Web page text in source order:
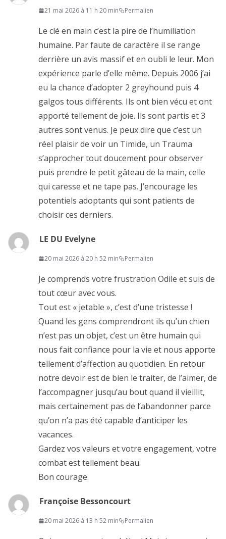
21 mai 2026 à 11 h 20 min Permalien
Le clé en main c’est la pire de l’humiliation
humaine. Par faute de caractère il se range
derrière un avis massif et en oubli le leur. Mon
expérience parle d’elle même. Depuis 2006 j’ai
eu la chance d’adopter 2 greyhound puis 4
galgos tous différents. Ils ont bien vécu et ont
apporté tellement de joie. Ils sont partis et 3
autres sont venus. Je peux dire que c’est un
réel plaisir de voir un Timide, un Trauma
s’approcher tout doucement pour observer
puis prendre le petit gâteau de la main, celle
qui caresse et ne tape pas. J’encourage les
potentiels adoptants qui sont patients de
choisir ces derniers.
LE DU Evelyne
20 mai 2026 à 20 h 52 min Permalien
Je comprends votre frustration Odile et suis de
tout cœur avec vous.
Tout est « jetable », c’est d’une tristesse !
Quand les gens comprendront ils qu’un chien
n’est pas un objet, c’est un être humain qui
nous fait confiance pour la vie et nous apporte
tellement d’affection au quotidien. En retour
notre devoir est de bien le traiter, de l’aimer, de
l’accompagner jusqu’au bout quand il vieillit,
mais certainement pas de l’abandonner parce
qu’on n’a pas été capable d’anticiper les
vacances.
Gardez vos valeurs et votre engagement, votre
combat est tellement beau.
Bon courage.
Françoise Bessoncourt
20 mai 2026 à 13 h 52 min Permalien